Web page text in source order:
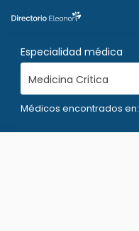
Especialidad médica
Medicina Critica
Médicos encontrados en: